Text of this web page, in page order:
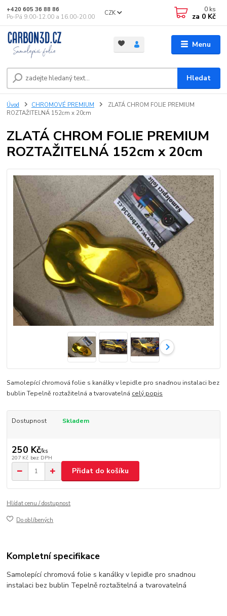
Menu
CZK
Hledat
+420 605 36 88 86
Po-Pá 9.00-12.00 a 16.00-20.00
0 ks
za 0 Kč
Úvod CHROMOVÉ PREMIUM
ZLATÁ CHROM FOLIE PREMIUM
ROZTAŽITELNÁ 152cm x 20cm
ZLATÁ CHROM FOLIE PREMIUM
ROZTAŽITELNÁ 152cm x 20cm
Samolepící chromová folie s kanálky v lepidle pro snadnou instalaci bez
bublin Tepelně roztažitelná a tvarovatelná celý popis
Dostupnost Skladem
250 Kč/ks
207 Kč bez DPH
Přidat do košíku
Hlídat cenu / dostupnost
Do oblíbených
Kompletní specifikace
Samolepící chromová folie s kanálky v lepidle pro snadnou
instalaci bez bublin Tepelně roztažitelná a tvarovatelná